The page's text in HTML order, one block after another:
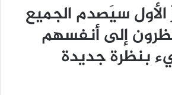
الأول سيَصدم الجميع
إلى أنفسهم
بنظرة جديدة